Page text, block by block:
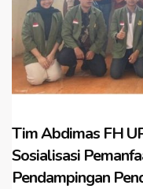
Tim Abdimas FH
Sosialisasi
Pendampingan